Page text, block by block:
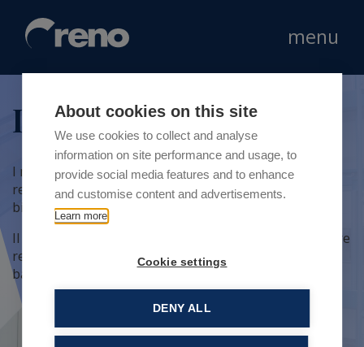
About cookies on this site
We use cookies to collect and analyse
information on site performance and usage, to
provide social media features and to enhance
and customise content and advertisements.
Learn more
Cookie settings
DENY ALL
menu
I nostri clienti
I nostri clienti sono i migliori player del mondo del
retail. Ogni giorno ci impegniamo a soddisfare i loro
bisogni con attenzione, precisione e riservatezza.
Il nostro approccio ci ha permesso, infatti, di instaurare
relazioni durature negli anni con tutti gli stakeholder,
basate sul rispetto e la fiducia.